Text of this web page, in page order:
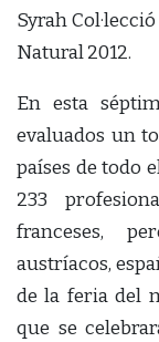
Syrah
Natural 2012.
En esta
evaluados un
países de todo
233
franceses,
austríacos,
de la feria del
que se